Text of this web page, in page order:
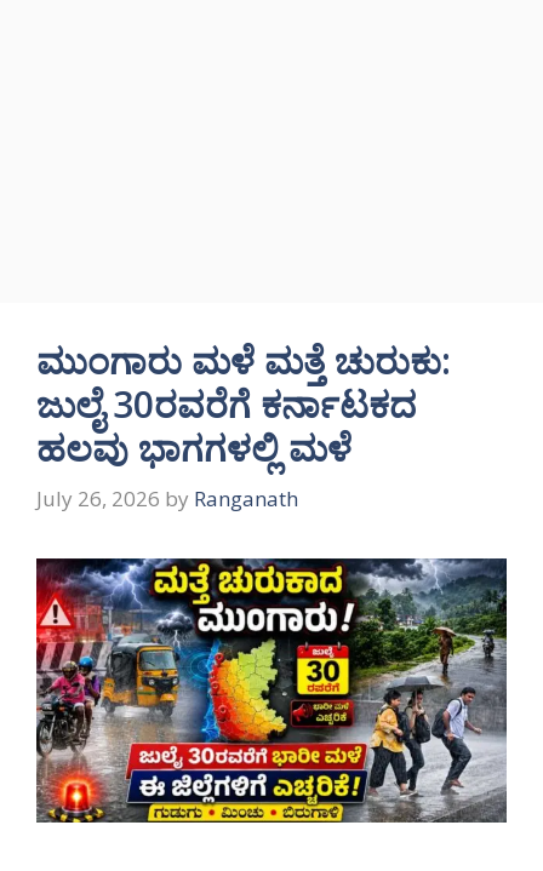
ಮುಂಗಾರು ಮಳೆ ಮತ್ತೆ ಚುರುಕು:
ಜುಲೈ 30ರವರೆಗೆ ಕರ್ನಾಟಕದ
ಹಲವು ಭಾಗಗಳಲ್ಲಿ ಮಳೆ
July 26, 2026 by Ranganath